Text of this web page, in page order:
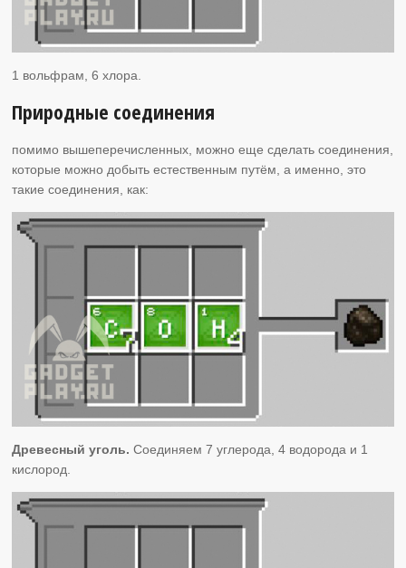
1 вольфрам, 6 хлора.
Природные соединения
помимо вышеперечисленных, можно еще сделать соединения,
которые можно добыть естественным путём, а именно, это
такие соединения, как:
Древесный уголь. Соединяем 7 углерода, 4 водорода и 1
кислород.